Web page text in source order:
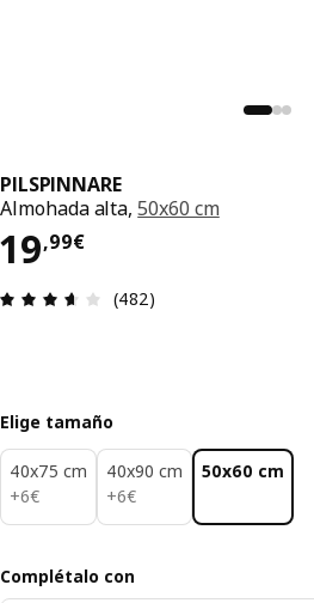
PILSPINNARE
Almohada alta,50x60 cm
19,99€
El precio 19,99€
Reseña: 3.6 de 5
(482)
Elige tamaño
40x75 cm
+6€
6€
40x90 cm
+6€
6€
50x60 cm
Complétalo con